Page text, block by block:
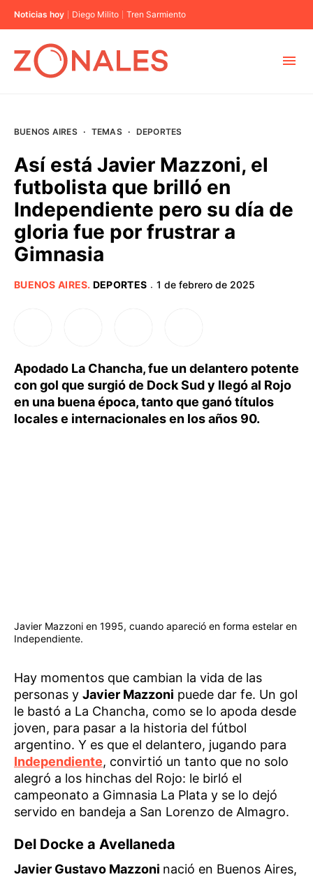
Noticias hoy Diego Milito Tren Sarmiento
BUENOS AIRES
PROVINCIAS
BUENOS AIRES · TEMAS · DEPORTES
Así está Javier Mazzoni, el
futbolista que brilló en
Independiente pero su día de
gloria fue por frustrar a
Gimnasia
BUENOS AIRES. DEPORTES · 1 de febrero de 2025
Apodado La Chancha, fue un delantero potente
con gol que surgió de Dock Sud y llegó al Rojo
en una buena época, tanto que ganó títulos
locales e internacionales en los años 90.
Javier Mazzoni en 1995, cuando apareció en forma estelar en
Independiente.
Hay momentos que cambian la vida de las
personas y Javier Mazzoni puede dar fe. Un gol
le bastó a La Chancha, como se lo apoda desde
joven, para pasar a la historia del fútbol
argentino. Y es que el delantero, jugando para
Independiente, convirtió un tanto que no solo
alegró a los hinchas del Rojo: le birló el
campeonato a Gimnasia La Plata y se lo dejó
servido en bandeja a San Lorenzo de Almagro.
Del Docke a Avellaneda
Javier Gustavo Mazzoni nació en Buenos Aires,